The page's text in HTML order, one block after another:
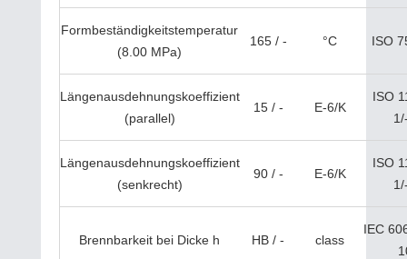
Formbeständigkeitstemperatur
(8.00 MPa)
165 / - °C ISO
Längenausdehnungskoeffizient
(parallel)
15 / - E-6/K
ISO
Längenausdehnungskoeffizient
(senkrecht)
90 / - E-6/K
ISO
Brennbarkeit bei Dicke h HB / - class
IEC